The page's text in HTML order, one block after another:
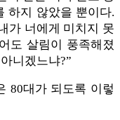
하지 않았을 뿐이다.
가 너에게 미치지 못
도 살림이 풍족해졌
니겠느냐?”
80대가 되도록 이렇